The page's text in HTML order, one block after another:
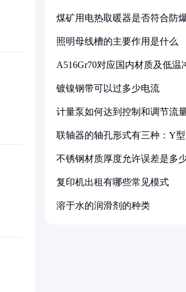
煤矿用电热取暖器是否符合防
照明母线槽的主要作用是什么
A516Gr70对应国内材质及低温
镀镍钢带可以过多少电流
计量泵如何达到控制和调节流
联轴器的轴孔形式有三种：Y
不锈钢材质厚度允许误差是多
复印机出租有哪些常见模式
溶于水的润滑剂的种类